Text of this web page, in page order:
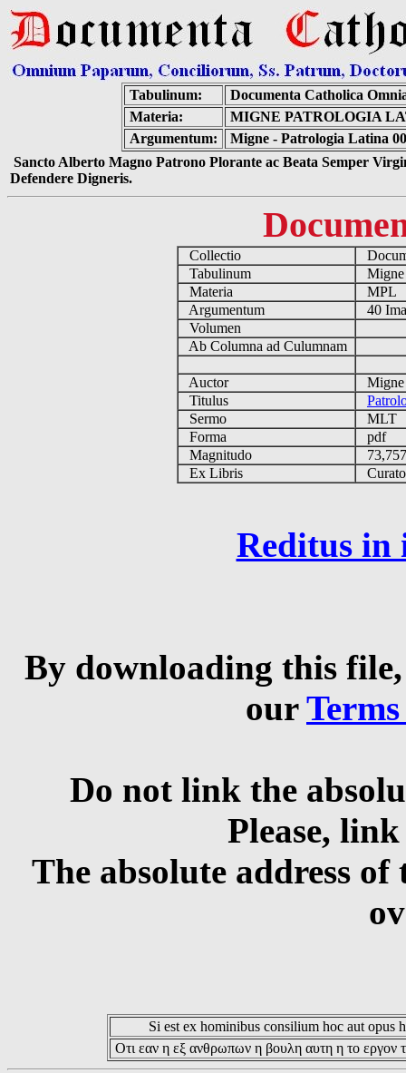
Tabulinum:
Documenta Catholica
Materia:
MIGNE PATROLOGIA
Argumentum:
Migne - Patrologia Latina
Sancto Alberto Magno Patrono Plorante ac Beata Semper
Defendere Digneris.
Collectio
Tabulinum
Materia
MPL
Argumentum
40
Volumen
Ab Columna ad Culumnam
Auctor
Titulus
Sermo
MLT
Forma
pdf
Magnitudo
Ex Libris
Reditus in
By downloading this
our
Do not link the
Please,
The absolute address
Si est ex hominibus consilium hoc aut opus
Οτι εαν η εξ ανθρωπων η βουλη αυτη η το εργον